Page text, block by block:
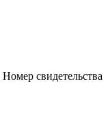
Номер свидетельства